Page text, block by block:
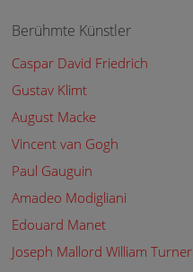
Berühmte Künstler
Caspar David Friedrich
Gustav Klimt
August Macke
Vincent van Gogh
Paul Gauguin
Amadeo Modigliani
Edouard Manet
Joseph Mallord William Turner